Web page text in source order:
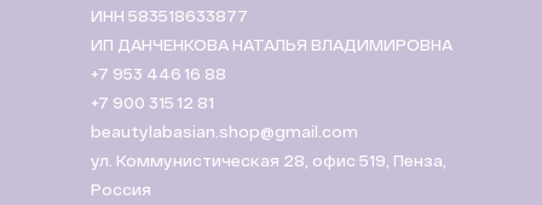
ИНН 583518633877
ИП ДАНЧЕНКОВА НАТАЛЬЯ ВЛАДИМИРОВНА
+7 953 446 16 88
+7 900 315 12 81
beautylabasian.shop@gmail.com
ул. Коммунистическая 28, офис 519, Пенза,
Россия